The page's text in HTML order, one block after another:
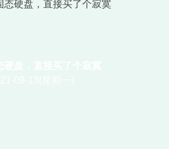
硬盘，直接买了个寂寞